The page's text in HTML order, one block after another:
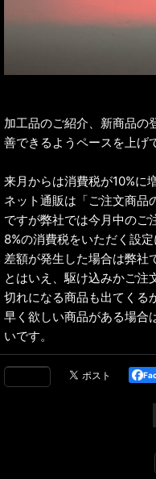
加工品のご紹介、新商品の
善できるようペースを上げ
来月からは消費税が10%に
ネット通販は「ご注文商品
ですが弊社では今月中のご
8%の消費税をいただく設定
差額が発生した場合は弊社
とはいえ、駆け込みかご注
切れになる商品も出てくる
早く欲しい商品がある場合
いです。